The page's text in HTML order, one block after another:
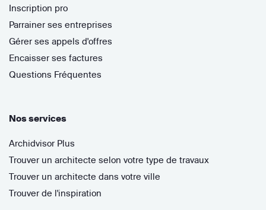
Inscription pro
Parrainer ses entreprises
Gérer ses appels d'offres
Encaisser ses factures
Questions Fréquentes
Nos services
Archidvisor Plus
Trouver un architecte selon votre type de travaux
Trouver un architecte dans votre ville
Trouver de l'inspiration